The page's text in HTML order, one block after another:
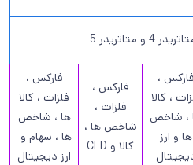
4 و متاتریدر 5
،
، کالا
، شاخص
ها و ارز
فارکس ،
فلزات ،
شاخص ها ،
کالا و CFD
فارکس ،
فلزات ، کالا
ها ، شاخص
ها ، سهام و
ارز دیجیتال